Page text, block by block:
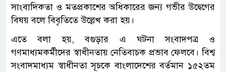
সাংবাদিকতা ও মতপ্রকাশের অধিকারের জন্য গভীর উদ্বেগের
বিষয় বলে বিবৃতিতে উল্লেখ করা হয়।
এতে বলা হয়, বগুড়ার এ ঘটনা সংবাদপত্র ও
গণমাধ্যমকর্মীদের স্বাধীনতায় নেতিবাচক প্রভাব ফেলবে। বিশ্ব
সংবাদমাধ্যম স্বাধীনতা সূচকে বাংলাদেশের বর্তমান ১৫২তম